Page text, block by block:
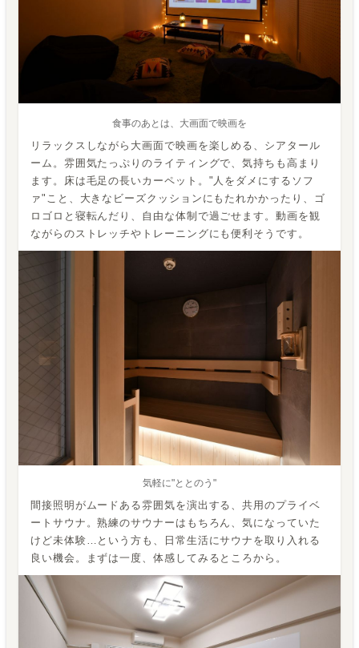
食事のあとは、大画面で映画を
リラックスしながら大画面で映画を楽しめる、シアタール
ーム。雰囲気たっぷりのライティングで、気持ちも高まり
ます。床は毛足の長いカーペット。"人をダメにするソフ
ァ"こと、大きなビーズクッションにもたれかかったり、ゴ
ロゴロと寝転んだり、自由な体制で過ごせます。動画を観
ながらのストレッチやトレーニングにも便利そうです。
気軽に"ととのう"
間接照明がムードある雰囲気を演出する、共用のプライベ
ートサウナ。熟練のサウナーはもちろん、気になっていた
けど未体験…という方も、日常生活にサウナを取り入れる
良い機会。まずは一度、体感してみるところから。